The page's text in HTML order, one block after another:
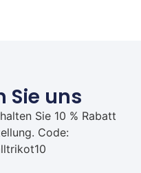
Sie uns
Sie 10 % Rabatt
Code: